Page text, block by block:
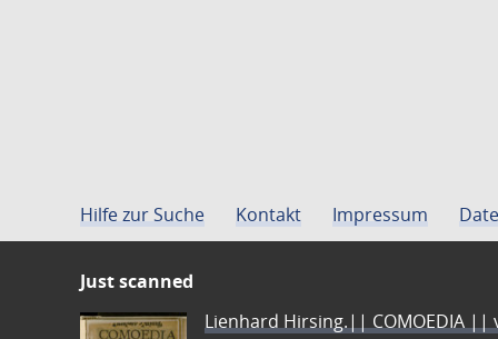
Hilfe zur Suche Kontakt Impressum
Just scanned
Lienhard Hirsing.|| COMOEDIA